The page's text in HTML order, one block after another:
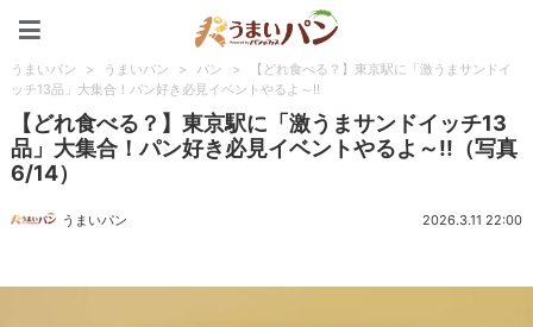
うまいパン > うまいパン > パン >
【どれ食べる？】東京駅に「激うまサンドイ
ッチ13品」大集合！パン好き必見イベントやるよ～!!
【どれ食べる？】東京駅に「激うまサンドイッチ13
品」大集合！パン好き必見イベントやるよ～!!（写真
6/14）
うまいパン 2026.3.11 22:00